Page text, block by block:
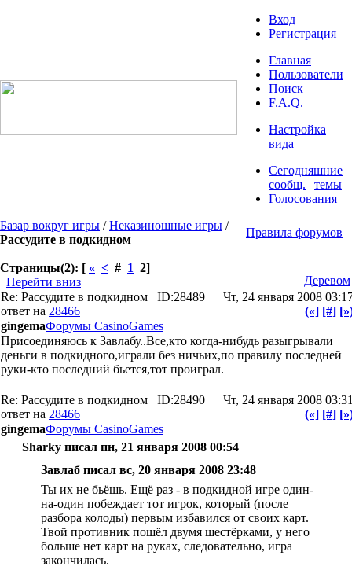
Вход
Регистрация
Главная
Пользователи
Поиск
F.A.Q.
Настройка
вида
Сегодняшние
сообщ. | темы
Голосования
Базар вокруг игры /Неказиношные игры /
Рассудите в подкидном
Правила форумов
Страницы(2): [ « < # 1 2]
Перейти вниз
Деревом
Re: Рассудите в подкидном
ID:28489
ответ на 28466
Чт, 24 января 2008
(«] [#]
gingemaФорумы CasinoGames
Присоединяюсь к Завлабу..Все,кто когда-нибудь разыгрывали
деньги в подкидного,играли без ничьих,по правилу последней
руки-кто последний бьется,тот проиграл.
Re: Рассудите в подкидном
ID:28490
ответ на 28466
Чт, 24 января 2008
(«] [#]
gingemaФорумы CasinoGames
Sharky писал пн, 21 января 2008 00:54
Завлаб писал вс, 20 января 2008 23:48
Ты их не бьёшь. Ещё раз - в подкидной игре один-
на-один побеждает тот игрок, который (после
разбора колоды) первым избавился от своих карт.
Твой противник пошёл двумя шестёрками, у него
больше нет карт на руках, следовательно, игра
закончилась.